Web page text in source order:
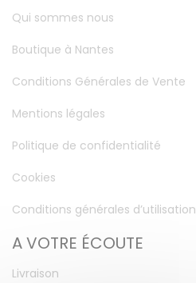
Qui sommes nous
Boutique à Nantes
Conditions Générales de Vente
Mentions légales
Politique de confidentialité
Cookies
Conditions générales d’utilisation
A VOTRE ÉCOUTE
Livraison